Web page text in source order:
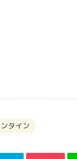
タイン